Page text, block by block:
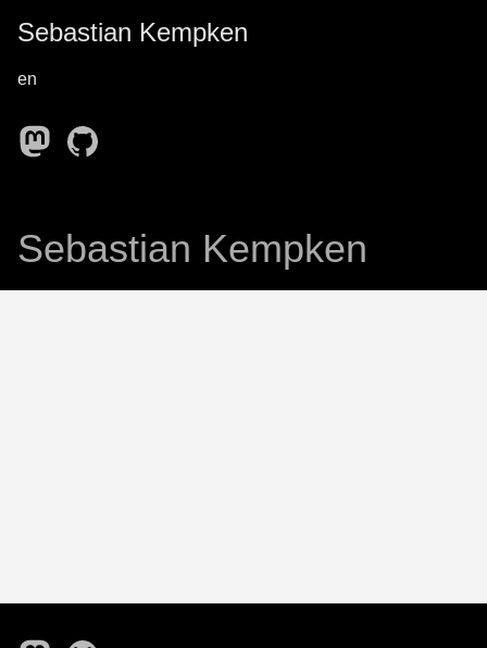
Sebastian Kempken
en
Sebastian Kempken